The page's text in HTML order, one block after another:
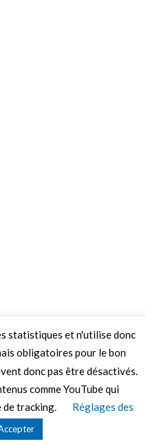
statistiques et n'utilise donc
obligatoires pour le bon
donc pas être désactivés.
comme YouTube qui
de tracking.
Réglages des